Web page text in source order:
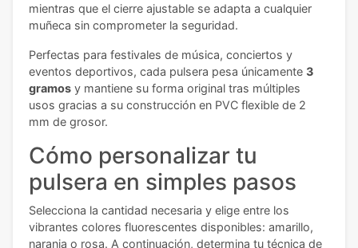
mientras que el cierre ajustable se adapta a cualquier
muñeca sin comprometer la seguridad.
Perfectas para festivales de música, conciertos y
eventos deportivos, cada pulsera pesa únicamente 3
gramos y mantiene su forma original tras múltiples
usos gracias a su construcción en PVC flexible de 2
mm de grosor.
Cómo personalizar tu
pulsera en simples pasos
Selecciona la cantidad necesaria y elige entre los
vibrantes colores fluorescentes disponibles: amarillo,
naranja o rosa. A continuación, determina tu técnica de